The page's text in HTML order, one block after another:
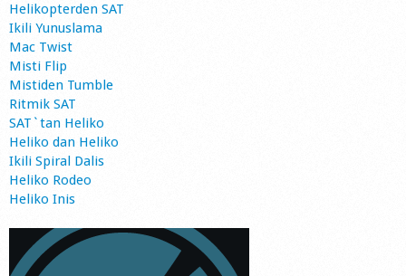
Helikopterden SAT
Ikili Yunuslama
Mac Twist
Misti Flip
Mistiden Tumble
Ritmik SAT
SAT`tan Heliko
Heliko dan Heliko
Ikili Spiral Dalis
Heliko Rodeo
Heliko Inis